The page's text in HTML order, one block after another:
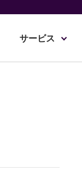
サービス